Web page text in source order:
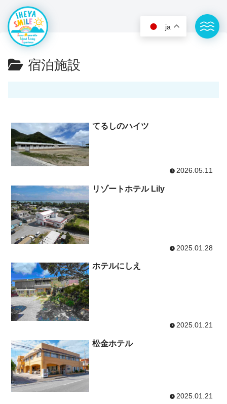
ja
IHEYA SMILEの想い
伊平屋島について
お問い合わせ(日本語)
Contact(English)
宿泊施設
てるしのハイツ
2026.05.11
リゾートホテル Lily
2025.01.28
ホテルにしえ
2025.01.21
松金ホテル
2025.01.21